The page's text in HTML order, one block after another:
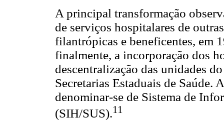
A principal transformação
de serviços hospitalares de
filantrópicas e beneficentes, em
finalmente, a incorporação dos
descentralização das unidades
Secretarias Estaduais de Saúde.
denominar-se de Sistema de
(SIH/SUS).11